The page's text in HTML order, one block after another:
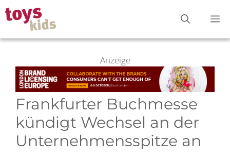
Zum
Inhalt
springen
Anzeige
Frankfurter Buchmesse
kündigt Wechsel an der
Unternehmensspitze an